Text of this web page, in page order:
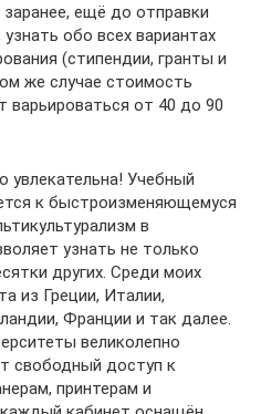
ещё до отправки
обо всех вариантах
(стипендии, гранты и
же случае стоимость
варьироваться от 40 до 90
увлекательна! Учебный
к быстроизменяющемуся
в
узнать не только
других. Среди моих
из Греции, Италии,
Франции и так далее.
великолепно
свободный доступ к
принтерам и